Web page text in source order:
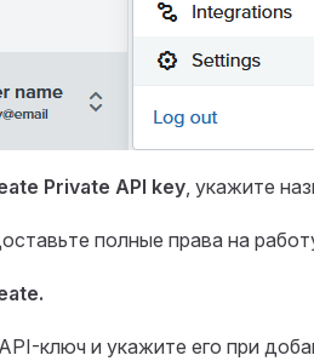
Private API key, укажите
полные права на
ключ и укажите его при